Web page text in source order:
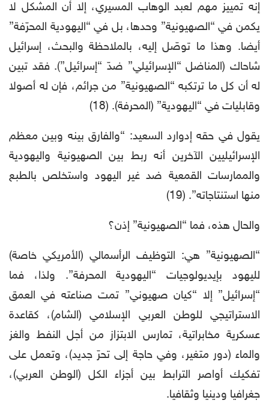
إنه تمييز مهم لعبد الوهاب المسيري، إلا أن المشكل لا
يكمن في “الصهيونية” وحدها، بل في “اليهودية المحرّفة”
أيضا. وهذا ما توصّل إليه، بالملاحظة والبحث، إسرائيل
شاحاك (المناضل “الإسرائيلي” ضدّ “إسرائيل”). فقد تبين
له أن كل ما ترتكبه “الصهيونية” من جرائم، فإن له أصولا
وقابليات في “اليهودية” (المحرفة). (18)
يقول في حقه إدوارد السعيد: “والفارق بينه وبين معظم
الإسرائيليين الآخرين أنه ربط بين الصهيونية واليهودية
والممارسات القمعية ضد غير اليهود واستخلص بالطبع
منها استنتاجاته”. (19)
والحال هذه، فما “الصهيونية” إذن؟
“الصهيونية” هي: التوظيف الرأسمالي (الأمريكي خاصة)
لليهود بإيديولوجيات “اليهودية المحرفة”. ولذا، فما
“إسرائيل” إلا “كيان صهيوني” تمت صناعته في العمق
الاستراتيجي للوطن العربي الإسلامي (الشام)، كقاعدة
عسكرية مخابراتية، تمارس الابتزاز من أجل النفط والغز
والماء (دور متغير، وفي حاجة إلى تحرّ جديد)، وتعمل على
تفكيك أواصر الترابط بين أجزاء الكل (الوطن العربي)،
جغرافيا ودينيا وثقافيا.